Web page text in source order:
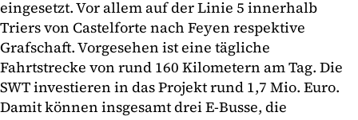
eingesetzt. Vor allem auf der Linie 5 innerhalb
Triers von Castelforte nach Feyen respektive
Grafschaft. Vorgesehen ist eine tägliche
Fahrtstrecke von rund 160 Kilometern am Tag. Die
SWT investieren in das Projekt rund 1,7 Mio. Euro.
Damit können insgesamt drei E-Busse, die